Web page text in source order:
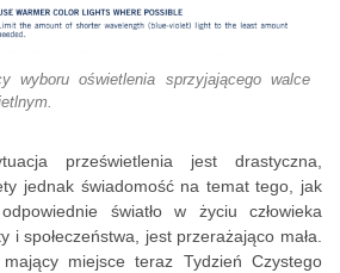
wyboru oświetlenia sprzyjającego walce
prześwietlenia jest drastyczna,
jednak świadomość na temat tego, jak
światło w życiu człowieka
i społeczeństwa, jest przerażająco mała.
miejsce teraz Tydzień Czystego